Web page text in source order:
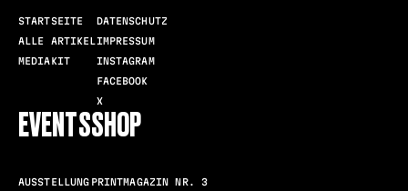
STARTSEITE
ALLE ARTIKEL
MEDIAKIT
DATENSCHUTZ
IMPRESSUM
INSTAGRAM
FACEBOOK
X
EVENTS
AUSSTELLUNG
SHOP
PRINTMAGAZIN NR. 3